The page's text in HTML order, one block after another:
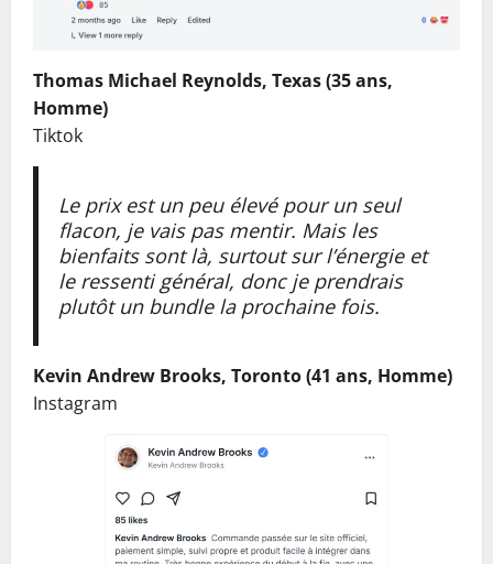
Thomas Michael Reynolds, Texas (35 ans,
Homme)
Tiktok
Le prix est un peu élevé pour un seul
flacon, je vais pas mentir. Mais les
bienfaits sont là, surtout sur l’énergie et
le ressenti général, donc je prendrais
plutôt un bundle la prochaine fois.
Kevin Andrew Brooks, Toronto (41 ans, Homme)
Instagram